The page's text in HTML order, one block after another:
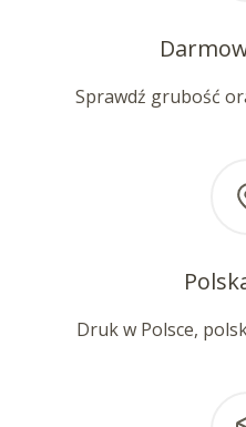
Sprawdź grubość
Druk w Polsce,